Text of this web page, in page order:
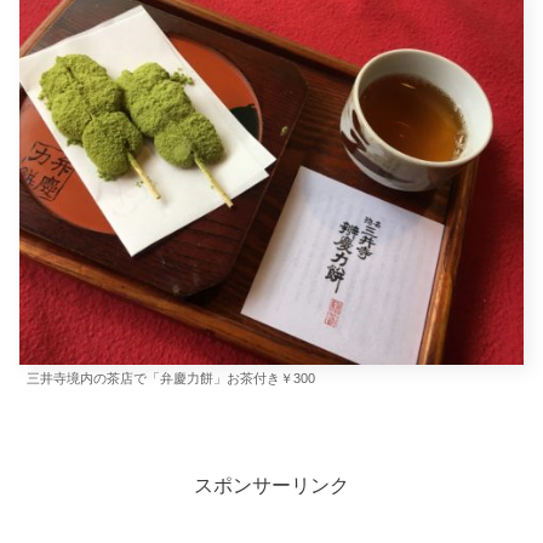
三井寺境内の茶店で「弁慶力餅」お茶付き￥300
スポンサーリンク